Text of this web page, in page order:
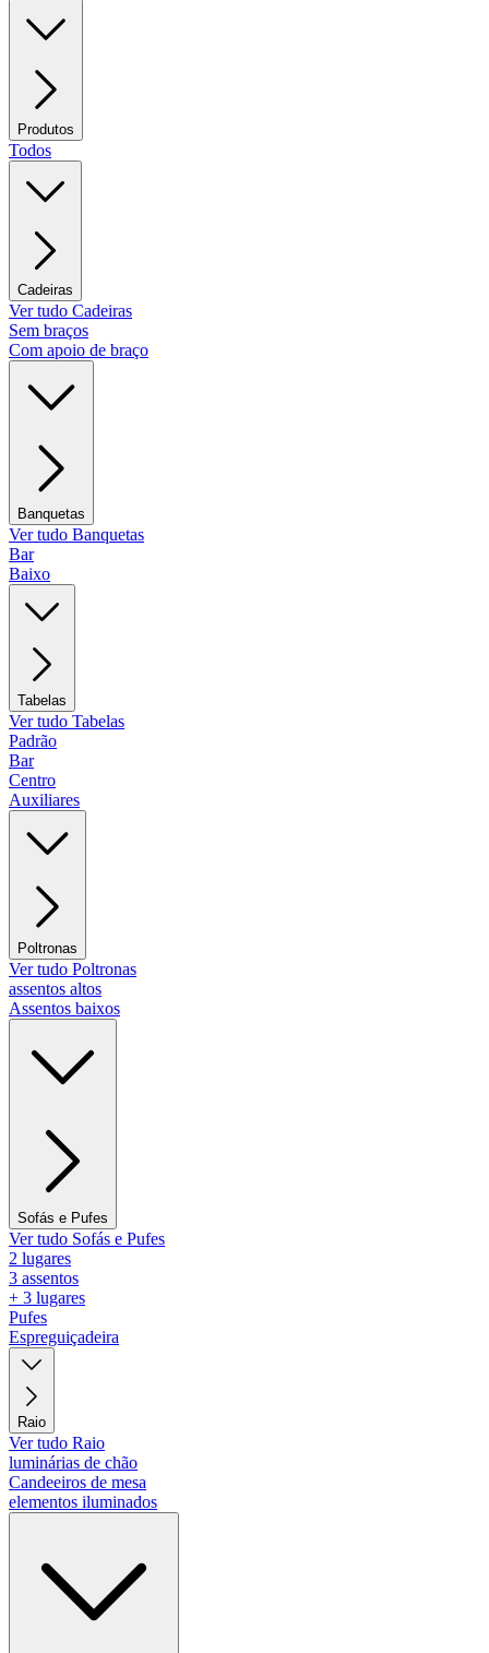
Produtos
Todos
Cadeiras
Ver tudo Cadeiras
Sem braços
Com apoio de braço
Banquetas
Ver tudo Banquetas
Bar
Baixo
Tabelas
Ver tudo Tabelas
Padrão
Bar
Centro
Auxiliares
Poltronas
Ver tudo Poltronas
assentos altos
Assentos baixos
Sofás e Pufes
Ver tudo Sofás e Pufes
2 lugares
3 assentos
+ 3 lugares
Pufes
Espreguiçadeira
Raio
Ver tudo Raio
luminárias de chão
Candeeiros de mesa
elementos iluminados